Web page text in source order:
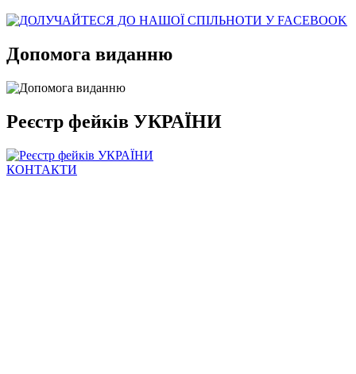
Допомога виданню
Реєстр фейків УКРАЇНИ
КОНТАКТИ